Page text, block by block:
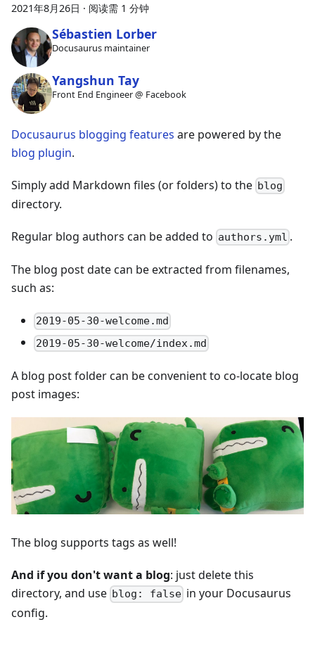
2021年8月26日 · 阅读需 1 分钟
Sébastien Lorber
Docusaurus maintainer
Yangshun Tay
Front End Engineer @ Facebook
Docusaurus blogging features are powered by the
blog plugin.
Simply add Markdown files (or folders) to the blog
directory.
Regular blog authors can be added to authors.yml .
The blog post date can be extracted from filenames,
such as:
2019-05-30-welcome.md
2019-05-30-welcome/index.md
A blog post folder can be convenient to co-locate blog
post images:
The blog supports tags as well!
And if you don't want a blog: just delete this
directory, and use blog: false in your Docusaurus
config.